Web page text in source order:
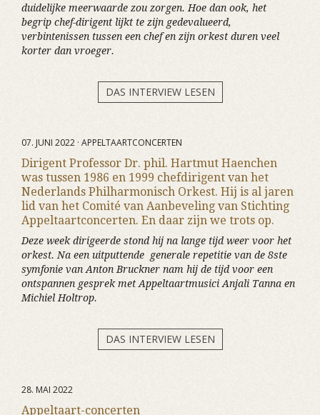
duidelijke meerwaarde zou zorgen. Hoe dan ook, het
begrip chef-dirigent lijkt te zijn gedevalueerd,
verbintenissen tussen een chef en zijn orkest duren veel
korter dan vroeger.
DAS INTERVIEW LESEN
07. JUNI 2022 · APPELTAARTCONCERTEN
Dirigent Professor Dr. phil. Hartmut Haenchen
was tussen 1986 en 1999 chefdirigent van het
Nederlands Philharmonisch Orkest. Hij is al jaren
lid van het Comité van Aanbeveling van Stichting
Appeltaartconcerten. En daar zijn we trots op.
Deze week dirigeerde stond hij na lange tijd weer voor het
orkest. Na een uitputtende generale repetitie van de 8ste
symfonie van Anton Bruckner nam hij de tijd voor een
ontspannen gesprek met Appeltaartmusici Anjali Tanna en
Michiel Holtrop.
DAS INTERVIEW LESEN
28. MAI 2022
Appeltaart-concerten